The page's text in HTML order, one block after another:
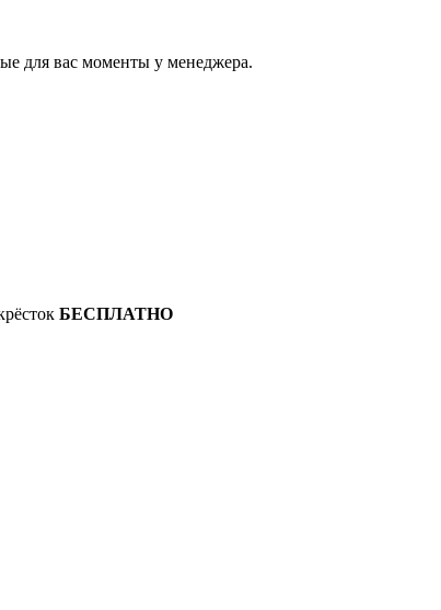
для вас моменты у менеджера.
БЕСПЛАТНО